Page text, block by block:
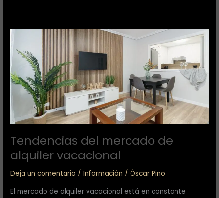
Tendencias del mercado de
alquiler vacacional
Deja un comentario /Información /Óscar Pino
El mercado de alquiler vacacional está en constante
del
mercado
de
alquiler
vacacional